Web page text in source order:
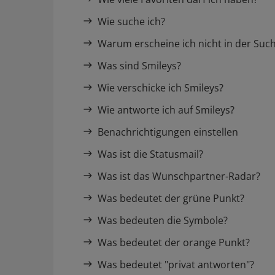
Wie suche ich?
Warum erscheine ich nicht in der
Was sind Smileys?
Wie verschicke ich Smileys?
Wie antworte ich auf Smileys?
Benachrichtigungen einstellen
Was ist die Statusmail?
Was ist das Wunschpartner-Radar?
Was bedeutet der grüne Punkt?
Was bedeuten die Symbole?
Was bedeutet der orange Punkt?
Was bedeutet "privat antworten"?